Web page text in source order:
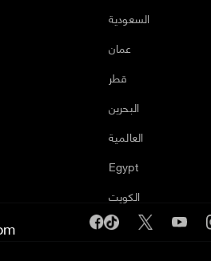
السعودية
عمان
قطر
البحرين
العالمية
Egypt
الكويت